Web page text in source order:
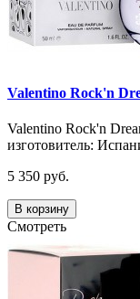
Valentino Rock'n
Valentino Rock'n
изготовитель:
5 350 руб.
В корзину
Смотреть